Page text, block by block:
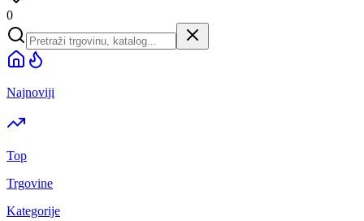
0
Najnoviji
Top
Trgovine
Kategorije